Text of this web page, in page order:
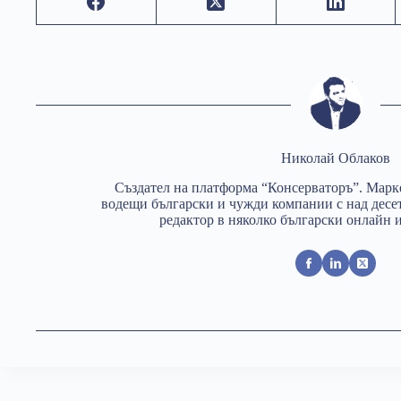
Николай Облаков
Създател на платформа “Консерваторъ”.
водещи български и чужди компании с над
редактор в няколко български онлайн